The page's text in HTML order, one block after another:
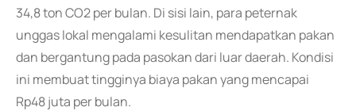
34,8 ton CO2 per bulan. Di sisi lain, para peternak
unggas lokal mengalami kesulitan mendapatkan pakan
dan bergantung pada pasokan dari luar daerah. Kondisi
ini membuat tingginya biaya pakan yang mencapai
Rp48 juta per bulan.